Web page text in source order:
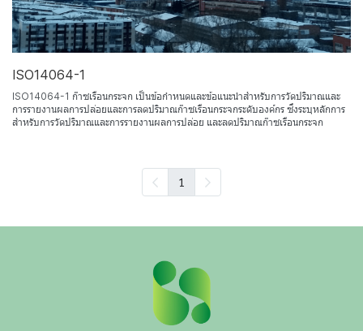
ISO14064-1
ISO14064-1 ก๊าซเรือนกระจก เป็นข้อกำหนดและข้อแนะนำสำหรับการวัดปริมาณและ
การรายงานผลการปล่อยและการลดปริมาณก๊าซเรือนกระจกระดับองค์กร ซึ่งระบุหลักการ
สำหรับการวัดปริมาณและการรายงานผลการปล่อย และลดปริมาณก๊าซเรือนกระจก
1